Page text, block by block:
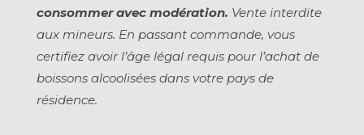
consommer avec modération. Vente interdite
aux mineurs. En passant commande, vous
certifiez avoir l’âge légal requis pour l’achat de
boissons alcoolisées dans votre pays de
résidence.